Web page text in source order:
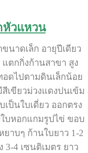
หัวแหวน
นาดเล็ก อายุปีเดียว
ตกกิ่งก้านสาขา สูง
อดไปตามดินเล็กน้อย
เขียวม่วงแดงปนเข้ม
ป็นใบเดี่ยว ออกตรง
บหอกแกมรูปไข่ ขอบ
าบๆ ก้านใบยาว 1-2
3-4 เซนติเมตร ยาว